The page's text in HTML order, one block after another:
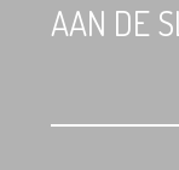
AAN DE